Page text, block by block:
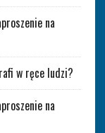
na
w ręce ludzi?
na